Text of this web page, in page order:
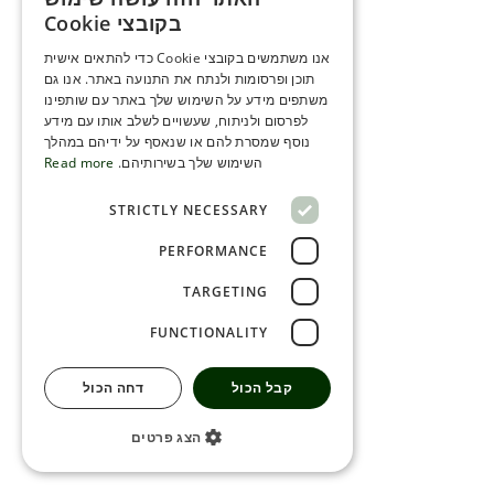
ENGLISH
SERBIA
HEBREW
RUSSIAN
SERBIAN-2
בקובצי Cookie
אנו משתמשים בקובצי Cookie כדי להתאים אישית
תוכן ופרסומות ולנתח את התנועה באתר. אנו גם
משתפים מידע על השימוש שלך באתר עם שותפינו
לפרסום ולניתוח, שעשויים לשלב אותו עם מידע
נוסף שמסרת להם או שנאסף על ידיהם במהלך
השימוש שלך בשירותיהם. Read more
STRICTLY NECESSARY
PERFORMANCE
TARGETING
FUNCTIONALITY
קבל הכול דחה הכול
הצג פרטים